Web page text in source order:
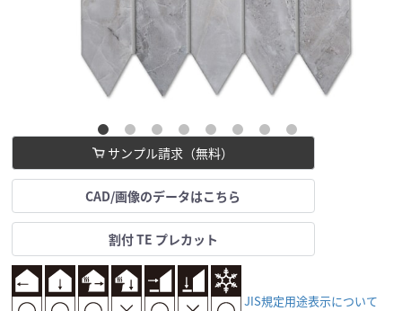
サンプル請求（無料）
CAD/画像のデータはこちら
割付 TE プレカット
JIS規定用途表示について